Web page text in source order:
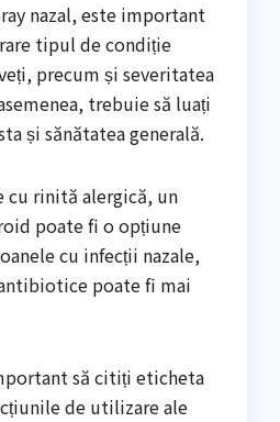
nazal, este important
tipul de condiție
precum și severitatea
trebuie să luați
și sănătatea generală.
cu rinită alergică, un
poate fi o opțiune
cu infecții nazale,
poate fi mai
să citiți eticheta
de utilizare ale